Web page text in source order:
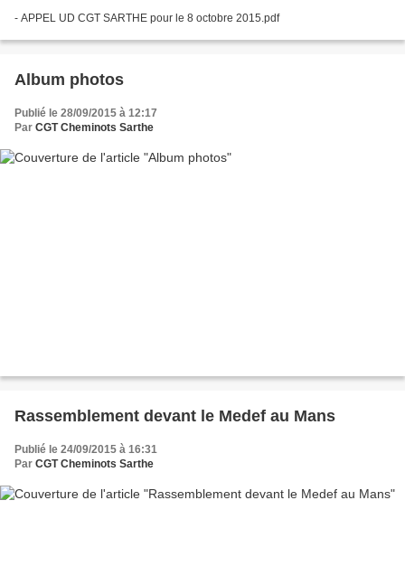
- APPEL UD CGT SARTHE pour le 8 octobre 2015.pdf
Album photos
Publié le 28/09/2015 à 12:17
Par CGT Cheminots Sarthe
Rassemblement devant le Medef au Mans
Publié le 24/09/2015 à 16:31
Par CGT Cheminots Sarthe